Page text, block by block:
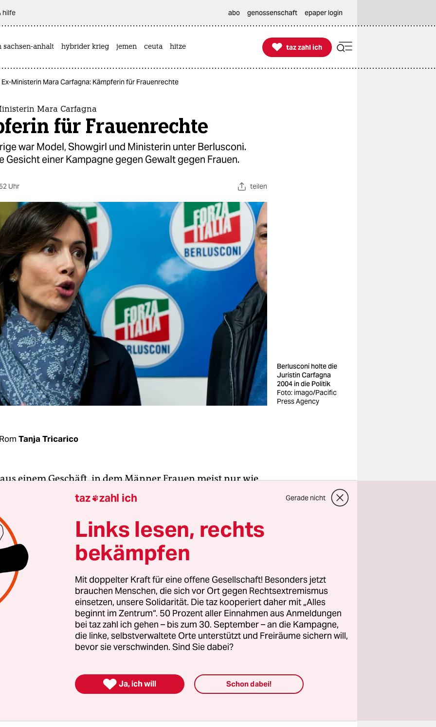
hilfe abo genossenschaft epaper login
sachsen-anhalt hybrider krieg jemen ceuta hitze 
taz zahl ich
taz zahl ich
Ex-Ministerin Mara Carfagna: Kämpferin für Frauenrechte
Mara Carfagna
für Frauenrechte
war Model, Showgirl und Ministerin unter Berlusconi.
Gesicht einer Kampagne gegen Gewalt gegen Frauen.
Uhr teilen
Berlusconi holte die
Juristin Carfagna
2004 in die Politik
Foto: imago/Pacific
Press Agency
Tanja Tricarico
einem Geschäft, in dem Männer Frauen meist nur wie
behandeln. Mara Carfagna, 42, war Model und
italienischen Unterhaltungssendung, sie zog sich für
aus, in der TV-Branche kannte man sie vor allem als die
das Gesicht einer Kampagne gegen Gewalt gegen Frauen.
#nonènormalechesianormale(es ist nicht normal,
ist) ruft Carfagna in Italien derzeit zu mehr
für Frauen auf. Tausende Menschen schlossen sich der
über Twitter und Facebook an. Ihr
ein roter Strich unter dem Auge. Zu den
Unterstützern des Aufrufs gehört EU-
Halbkreis unter das linke Auge und trat beim Brexit-Gipfel
in Brüssel sogar so vor die Presse.
taz zahl ich Gerade nicht
Links lesen, rechts
bekämpfen
Mit doppelter Kraft für eine offene Gesellschaft! Besonders jetzt
brauchen Menschen, die sich vor Ort gegen Rechtsextremismus
einsetzen, unsere Solidarität. Die taz kooperiert daher mit „Alles
beginnt im Zentrum“. 50 Prozent aller Einnahmen aus Anmeldungen
bei taz zahl ich gehen – bis zum 30. September – an die Kampagne,
die linke, selbstverwaltete Orte unterstützt und Freiräume sichern will,
bevor sie verschwinden. Sind Sie dabei?
 Ja, ich will Schon dabei!